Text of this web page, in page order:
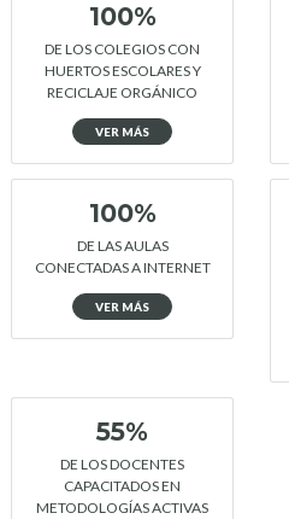
100%
DE LOS COLEGIOS CON
HUERTOS ESCOLARES Y
RECICLAJE ORGÁNICO
VER MÁS
100%
DE LAS AULAS
CONECTADAS A INTERNET
VER MÁS
55%
DE LOS DOCENTES
CAPACITADOS EN
METODOLOGÍAS ACTIVAS